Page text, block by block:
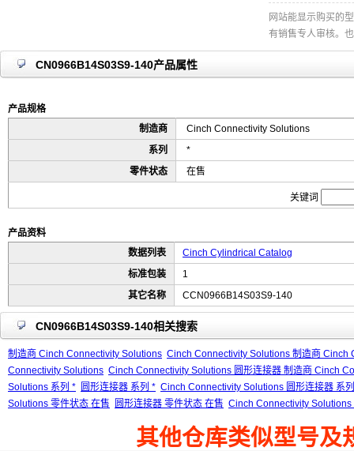
网站能显示购买的
有销售专人审核。
CN0966B14S03S9-140产品属性
产品规格
制造商
Cinch Connectivity Solutions
系列
*
零件状态
在售
关键词
产品资料
数据列表
Cinch Cylindrical Catalog
标准包装
1
其它名称
CCN0966B14S03S9-140
CN0966B14S03S9-140相关搜索
制造商 Cinch Connectivity Solutions Cinch Connectivity Solutions 制造商 Cinch
Connectivity Solutions Cinch Connectivity Solutions 圆形连接器 制造商 Cinch
Solutions 系列 * 圆形连接器 系列 * Cinch Connectivity Solutions 圆形连接器 系
Solutions 零件状态 在售
圆形连接器 零件状态 在售 Cinch Connectivity Solutions
其他仓库类似型号及